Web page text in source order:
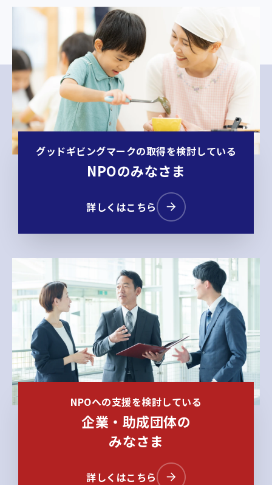
グッドギビングマークの取得を検討している
NPOのみなさま
詳しくはこちら
NPOへの支援を検討している
企業・助成団体の
みなさま
詳しくはこちら